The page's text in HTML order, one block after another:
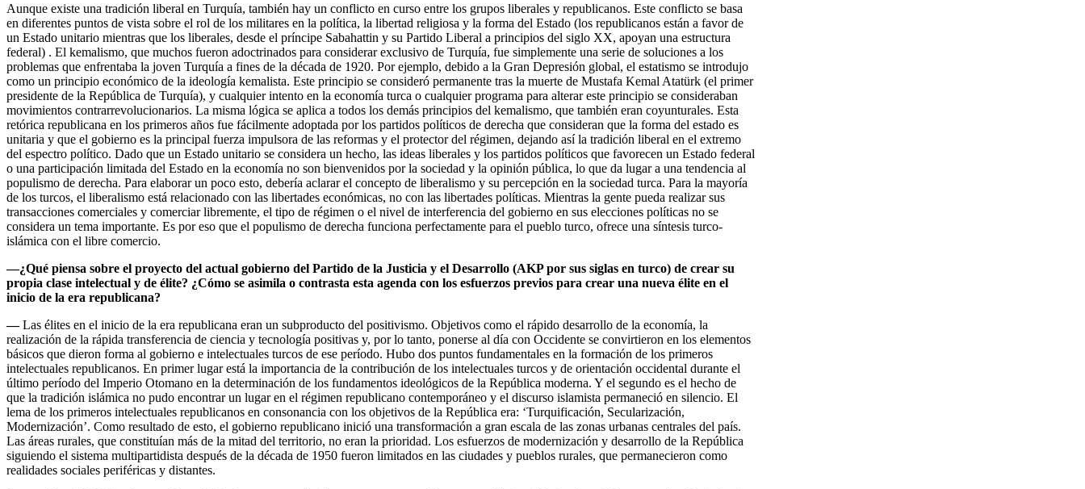
Aunque existe una tradición liberal en Turquía, también hay un conflicto en curso entre los grupos liberales y republicanos. Este conflicto se basa
en diferentes puntos de vista sobre el rol de los militares en la política, la libertad religiosa y la forma del Estado (los republicanos están a favor de
un Estado unitario mientras que los liberales, desde el príncipe Sabahattin y su Partido Liberal a principios del siglo XX, apoyan una estructura
federal) . El kemalismo, que muchos fueron adoctrinados para considerar exclusivo de Turquía, fue simplemente una serie de soluciones a los
problemas que enfrentaba la joven Turquía a fines de la década de 1920. Por ejemplo, debido a la Gran Depresión global, el estatismo se introdujo
como un principio económico de la ideología kemalista. Este principio se consideró permanente tras la muerte de Mustafa Kemal Atatürk (el primer
presidente de la República de Turquía), y cualquier intento en la economía turca o cualquier programa para alterar este principio se consideraban
movimientos contrarrevolucionarios. La misma lógica se aplica a todos los demás principios del kemalismo, que también eran coyunturales. Esta
retórica republicana en los primeros años fue fácilmente adoptada por los partidos políticos de derecha que consideran que la forma del estado es
unitaria y que el gobierno es la principal fuerza impulsora de las reformas y el protector del régimen, dejando así la tradición liberal en el extremo
del espectro político. Dado que un Estado unitario se considera un hecho, las ideas liberales y los partidos políticos que favorecen un Estado federal
o una participación limitada del Estado en la economía no son bienvenidos por la sociedad y la opinión pública, lo que da lugar a una tendencia al
populismo de derecha. Para elaborar un poco esto, debería aclarar el concepto de liberalismo y su percepción en la sociedad turca. Para la mayoría
de los turcos, el liberalismo está relacionado con las libertades económicas, no con las libertades políticas. Mientras la gente pueda realizar sus
transacciones comerciales y comerciar libremente, el tipo de régimen o el nivel de interferencia del gobierno en sus elecciones políticas no se
considera un tema importante. Es por eso que el populismo de derecha funciona perfectamente para el pueblo turco, ofrece una síntesis turco-
islámica con el libre comercio.
—¿Qué piensa sobre el proyecto del actual gobierno del Partido de la Justicia y el Desarrollo (AKP por sus siglas en turco) de crear su
propia clase intelectual y de élite? ¿Cómo se asimila o contrasta esta agenda con los esfuerzos previos para crear una nueva élite en el
inicio de la era republicana?
—Las élites en el inicio de la era republicana eran un subproducto del positivismo. Objetivos como el rápido desarrollo de la economía, la
realización de la rápida transferencia de ciencia y tecnología positivas y, por lo tanto, ponerse al día con Occidente se convirtieron en los elementos
básicos que dieron forma al gobierno e intelectuales turcos de ese período. Hubo dos puntos fundamentales en la formación de los primeros
intelectuales republicanos. En primer lugar está la importancia de la contribución de los intelectuales turcos y de orientación occidental durante el
último período del Imperio Otomano en la determinación de los fundamentos ideológicos de la República moderna. Y el segundo es el hecho de
que la tradición islámica no pudo encontrar un lugar en el régimen republicano contemporáneo y el discurso islamista permaneció en silencio. El
lema de los primeros intelectuales republicanos en consonancia con los objetivos de la República era: ‘Turquificación, Secularización,
Modernización’. Como resultado de esto, el gobierno republicano inició una transformación a gran escala de las zonas urbanas centrales del país.
Las áreas rurales, que constituían más de la mitad del territorio, no eran la prioridad. Los esfuerzos de modernización y desarrollo de la República
siguiendo el sistema multipartidista después de la década de 1950 fueron limitados en las ciudades y pueblos rurales, que permanecieron como
realidades sociales periféricas y distantes.